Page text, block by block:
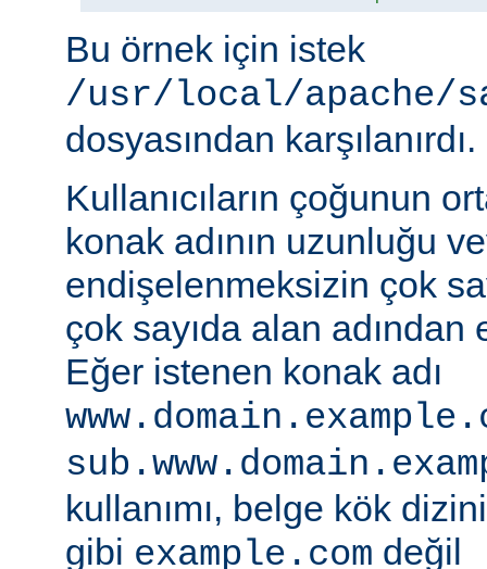
Bu örnek için istek
/usr/local/apache/
dosyasından karşılanırdı.
Kullanıcıların çoğunun
konak adının uzunluğu
endişelenmeksizin çok
çok sayıda alan
Eğer istenen konak adı
kullanımı, belge kök
gibi example.com değil